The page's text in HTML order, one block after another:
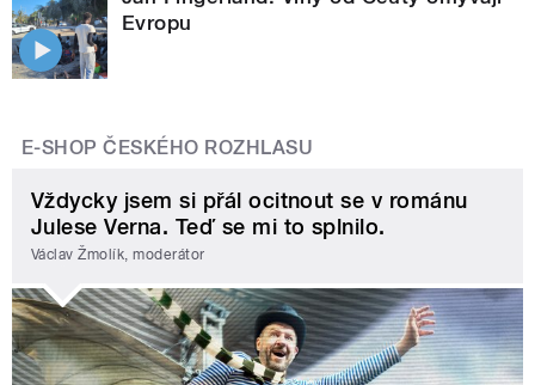
Evropu
E-SHOP ČESKÉHO ROZHLASU
Vždycky jsem si přál ocitnout se v románu
Julese Verna. Teď se mi to splnilo.
Václav Žmolík, moderátor